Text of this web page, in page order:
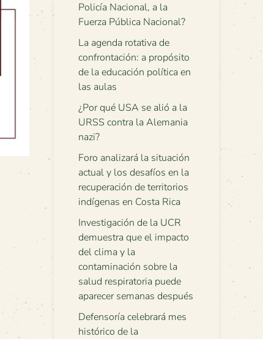
Policía Nacional, a la
Fuerza Pública Nacional?
La agenda rotativa de
confrontación: a propósito
de la educación política en
las aulas
¿Por qué USA se alió a la
URSS contra la Alemania
nazi?
Foro analizará la situación
actual y los desafíos en la
recuperación de territorios
indígenas en Costa Rica
Investigación de la UCR
demuestra que el impacto
del clima y la
contaminación sobre la
salud respiratoria puede
aparecer semanas después
Defensoría celebrará mes
histórico de la